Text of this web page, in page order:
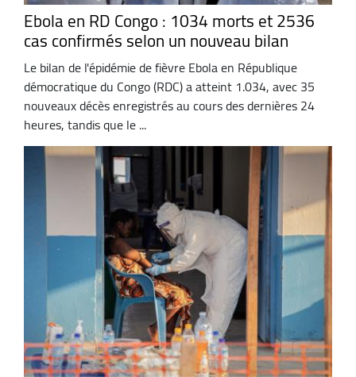
Ebola en RD Congo : 1034 morts et 2536
cas confirmés selon un nouveau bilan
Le bilan de l'épidémie de fièvre Ebola en République
démocratique du Congo (RDC) a atteint 1.034, avec 35
nouveaux décès enregistrés au cours des dernières 24
heures, tandis que le ...